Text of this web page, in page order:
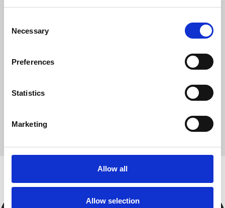
Selection
Necessary
Preferences
Statistics
Marketing
Allow all
Allow selection